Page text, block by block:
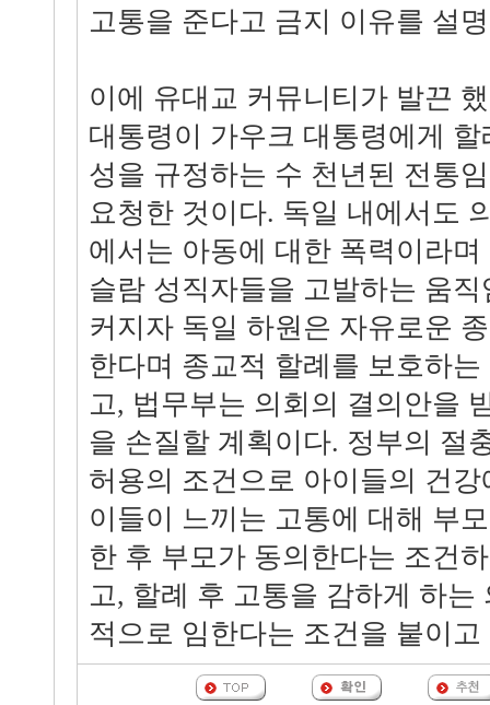
고통을 준다고 금지 이유를 설
이에 유대교 커뮤니티가 발끈
대통령이 가우크 대통령에게
성을 규정하는 수 천년된 전통
요청한 것이다. 독일 내에서도
에서는 아동에 대한 폭력이라
슬람 성직자들을 고발하는 움
커지자 독일 하원은 자유로운
한다며 종교적 할례를 보호하
고, 법무부는 의회의 결의안을
을 손질할 계획이다. 정부의 절
허용의 조건으로 아이들의 건
이들이 느끼는 고통에 대해 부
한 후 부모가 동의한다는 조건
고, 할례 후 고통을 감하게 하는
적으로 임한다는 조건을 붙이고